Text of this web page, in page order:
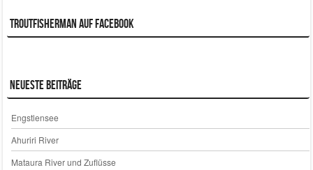
Troutfisherman auf Facebook
Neueste Beiträge
Engstlensee
Ahuriri River
Mataura River und Zuflüsse